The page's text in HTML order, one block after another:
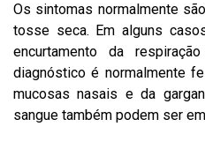
Os sintomas normalmente
tosse seca. Em alguns
encurtamento da
diagnóstico é normalmente
mucosas nasais e da
sangue também podem ser